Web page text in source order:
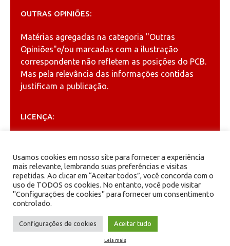
OUTRAS OPINIÕES:
Matérias agregadas na categoria "Outras
Opiniões"e/ou marcadas com a ilustração
correspondente não refletem as posições do PCB.
Mas pela relevância das informações contidas
justificam a publicação.
LICENÇA:
Creative Commons
ARQUIVOS
Arquivos
Usamos cookies em nosso site para fornecer a experiência
mais relevante, lembrando suas preferências e visitas
repetidas. Ao clicar em “Aceitar todos”, você concorda com o
uso de TODOS os cookies. No entanto, você pode visitar
"Configurações de cookies" para fornecer um consentimento
controlado.
Configurações de cookies Aceitar tudo
Leia mais